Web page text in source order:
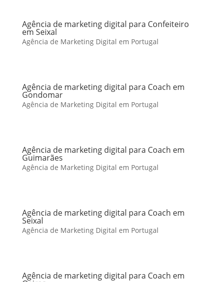
Agência de marketing digital para Confeiteiro
em Seixal
Agência de Marketing Digital em Portugal
Agência de marketing digital para Coach em
Gondomar
Agência de Marketing Digital em Portugal
Agência de marketing digital para Coach em
Guimarães
Agência de Marketing Digital em Portugal
Agência de marketing digital para Coach em
Seixal
Agência de Marketing Digital em Portugal
Agência de marketing digital para Coach em